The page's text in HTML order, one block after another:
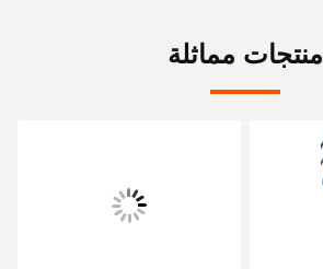
منتجات مماثلة